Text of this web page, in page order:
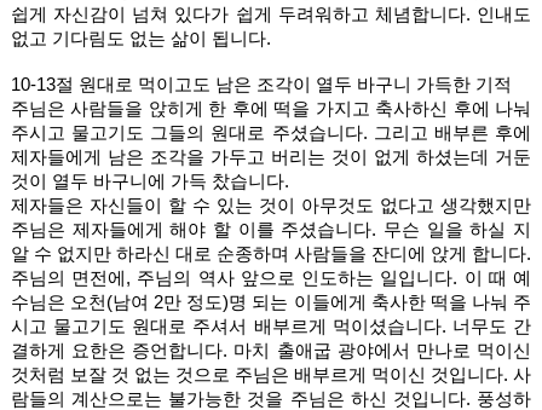
쉽게 자신감이 넘쳐 있다가 쉽게 두려워하고 체념합니다. 인내도
없고 기다림도 없는 삶이 됩니다.
10-13절 원대로 먹이고도 남은 조각이 열두 바구니 가득한 기적
주님은 사람들을 앉히게 한 후에 떡을 가지고 축사하신 후에 나눠
주시고 물고기도 그들의 원대로 주셨습니다. 그리고 배부른 후에
제자들에게 남은 조각을 가두고 버리는 것이 없게 하셨는데 거둔
것이 열두 바구니에 가득 찼습니다.
제자들은 자신들이 할 수 있는 것이 아무것도 없다고 생각했지만
주님은 제자들에게 해야 할 이를 주셨습니다. 무슨 일을 하실 지
알 수 없지만 하라신 대로 순종하며 사람들을 잔디에 앉게 합니다.
주님의 면전에, 주님의 역사 앞으로 인도하는 일입니다. 이 때 예
수님은 오천(남여 2만 정도)명 되는 이들에게 축사한 떡을 나눠 주
시고 물고기도 원대로 주셔서 배부르게 먹이셨습니다. 너무도 간
결하게 요한은 증언합니다. 마치 출애굽 광야에서 만나로 먹이신
것처럼 보잘 것 없는 것으로 주님은 배부르게 먹이신 것입니다. 사
람들의 계산으로는 불가능한 것을 주님은 하신 것입니다. 풍성하